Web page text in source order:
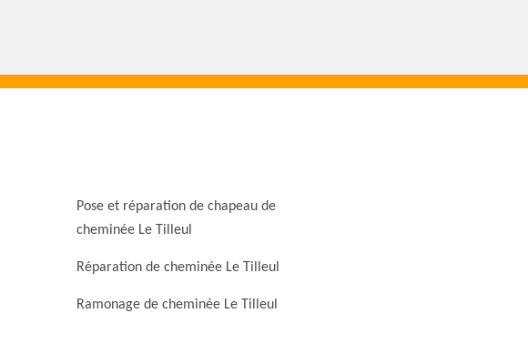
Pose et réparation de chapeau de
cheminée Le Tilleul
Réparation de cheminée Le Tilleul
Ramonage de cheminée Le Tilleul